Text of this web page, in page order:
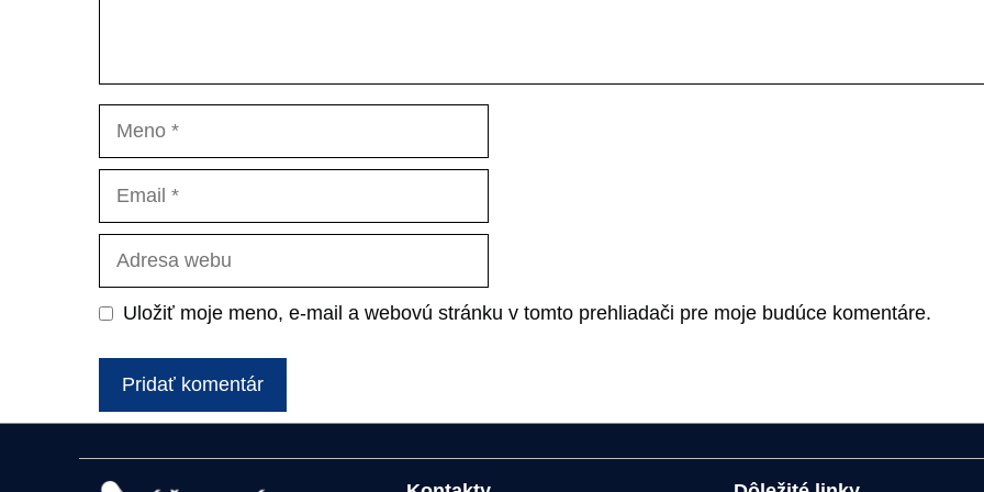
Uložiť moje meno, e-mail a webovú stránku v tomto prehliadači pre moje budúce komentáre.